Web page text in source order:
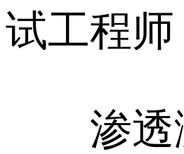
试工程师
渗透